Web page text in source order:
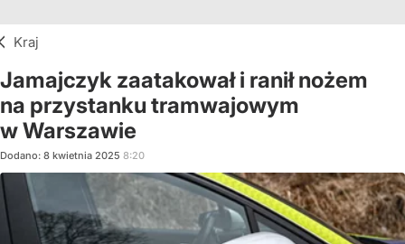
Kraj
Jamajczyk zaatakował i ranił nożem
na przystanku tramwajowym
w Warszawie
Dodano: 8 kwietnia 2025 8:20